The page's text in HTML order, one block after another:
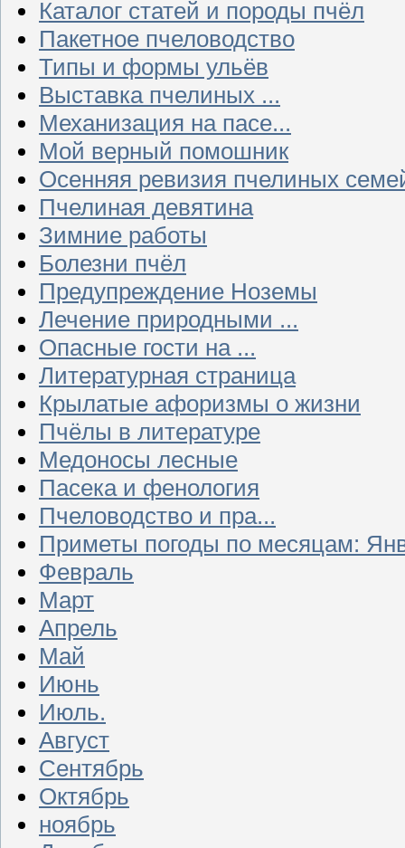
Каталог статей и породы пчёл
Пакетное пчеловодство
Типы и формы ульёв
Выставка пчелиных ...
Механизация на пасе...
Мой верный помошник
Осенняя ревизия пчелиных
Пчелиная девятина
Зимние работы
Болезни пчёл
Предупреждение Ноземы
Лечение природными ...
Опасные гости на ...
Литературная страница
Крылатые афоризмы о жизни
Пчёлы в литературе
Медоносы лесные
Пасека и фенология
Пчеловодство и пра...
Приметы погоды по месяцам:
Февраль
Март
Апрель
Май
Июнь
Июль.
Август
Сентябрь
Октябрь
ноябрь